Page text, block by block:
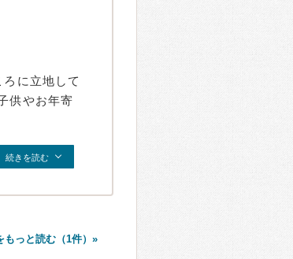
に立地して
供やお年寄
続きを読む
もっと読む（1件）»